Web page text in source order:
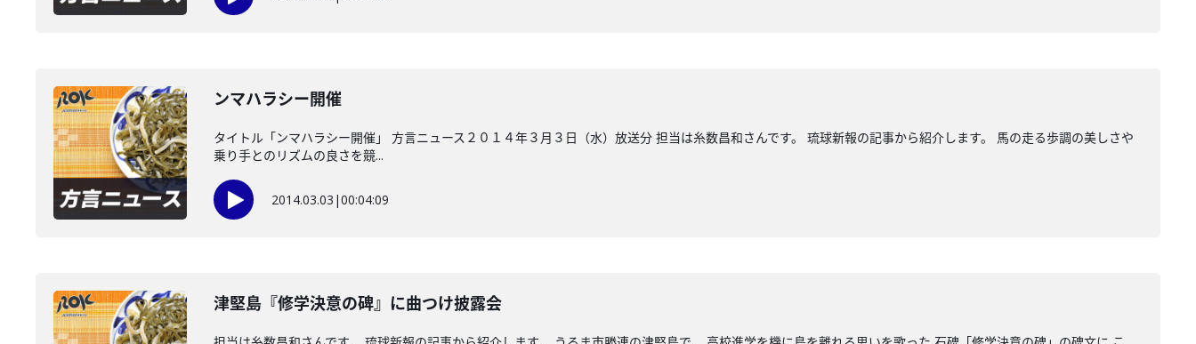
ンマハラシー開催
タイトル「ンマハラシー開催」 方言ニュース２０１４年３月３日（水）放送分 担当は糸数昌和さんです。 琉球新報の記事から紹介します。 馬の走る歩調の美しさや
乗り手とのリズムの良さを競...
2014.03.03 |00:04:09
津堅島『修学決意の碑』に曲つけ披露会